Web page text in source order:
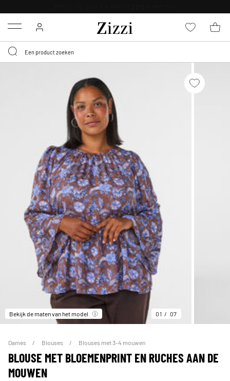
Menu
Bekijk de maten van het model 01 07
Dames Blouses Blouses met 3-4 mouwen
BLOUSE MET BLOEMENPRINT EN RUCHES AAN DE
MOUWEN